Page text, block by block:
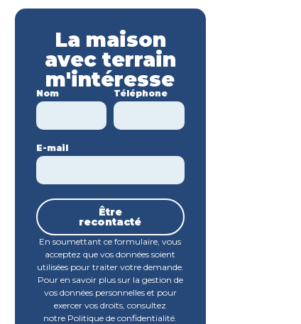
La maison
avec terrain
m'intéresse
Nom Téléphone
E-mail
Être
recontacté
En soumettant ce formulaire, vous
acceptez que vos données soient
utilisées pour traiter votre demande.
Pour en savoir plus sur la gestion de
vos données personnelles et pour
exercer vos droits, consultez
notre Politique de confidentialité.